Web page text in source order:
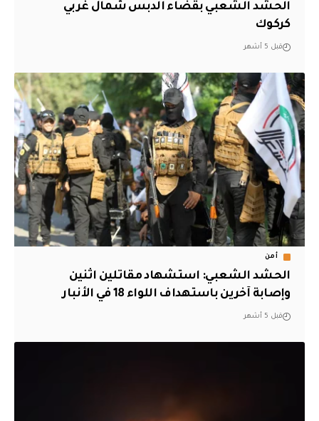
الحشد الشعبي بقضاء الدبس شمال غربي
كركوك
قبل 5 أشهر
أمن
الحشد الشعبي: استشهاد مقاتلين اثنين
وإصابة آخرين باستهداف اللواء 18 في الأنبار
قبل 5 أشهر